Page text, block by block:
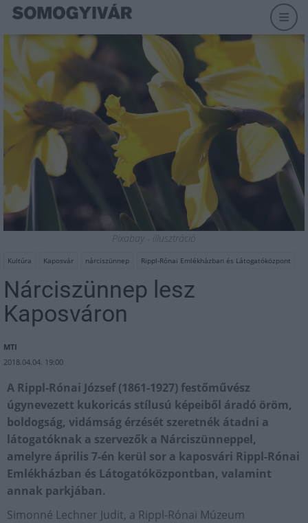
Pixabay - illusztráció
Kultúra Kaposvár nárciszünnep Rippl-Rónai Emlékházban és Látogatóközpont
Nárciszünnep lesz
Kaposváron
MTI
2018.04.04. 19:00
A Rippl-Rónai József (1861-1927) festőművész
úgynevezett kukoricás stílusú képeiből áradó öröm,
boldogság, vidámság érzését szeretnék átadni a
látogatóknak a szervezők a Nárciszünneppel,
amelyre április 7-én kerül sor a kaposvári Rippl-Rónai
Emlékházban és Látogatóközpontban, valamint
annak parkjában.
Simonné Lechner Judit, a Rippl-Rónai Múzeum